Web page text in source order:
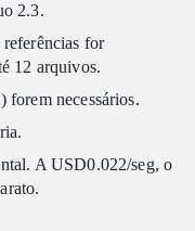
2.3.
for
12 arquivos.
forem necessários.
A USD0.022/seg, o